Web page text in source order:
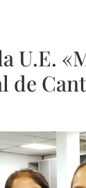
U.E.
de